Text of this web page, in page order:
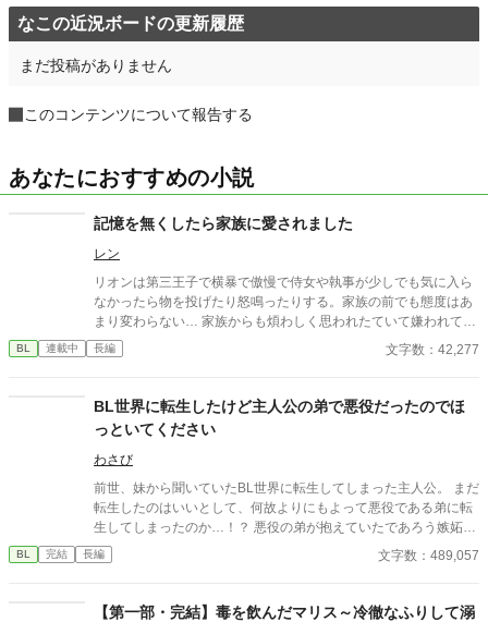
なこの近況ボードの更新履歴
まだ投稿がありません
このコンテンツについて報告する
あなたにおすすめの小説
記憶を無くしたら家族に愛されました
レン
リオンは第三王子で横暴で傲慢で侍女や執事が少しでも気に入ら
なかったら物を投げたり怒鳴ったりする。家族の前でも態度はあ
まり変わらない… 家族からも煩わしく思われたていて嫌われてい
た… そんなある日階段から落ちて意識をなくした…数日後目を覚
ましたらリオンの様子がいつもと違くて…
BL 連載中 長編 文字数：42,277
BL世界に転生したけど主人公の弟で悪役だったのでほ
っといてください
わさび
前世、妹から聞いていたBL世界に転生してしまった主人公。 まだ
転生したのはいいとして、何故よりにもよって悪役である弟に転
生してしまったのか…！？ 悪役の弟が抱えていたであろう嫉妬に
抗いつつ転生生活を過ごす物語。
BL 完結 長編 文字数：489,057
【第一部・完結】毒を飲んだマリス～冷徹なふりして溺